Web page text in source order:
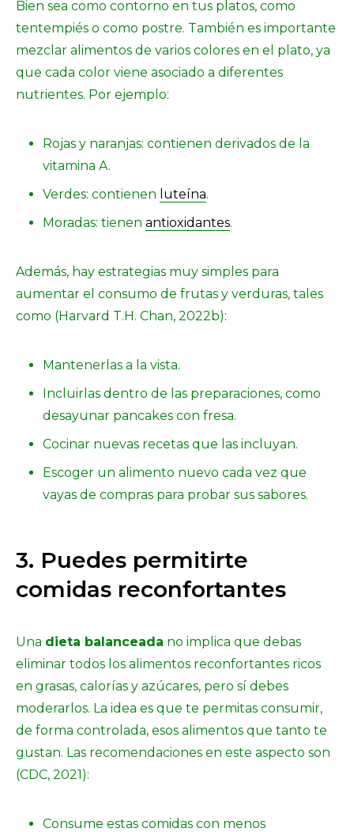
Bien sea como contorno en tus platos, como
tentempiés o como postre. También es importante
mezclar alimentos de varios colores en el plato, ya
que cada color viene asociado a diferentes
nutrientes. Por ejemplo:
Rojas y naranjas: contienen derivados de la
vitamina A.
Verdes: contienen luteína.
Moradas: tienen antioxidantes.
Además, hay estrategias muy simples para
aumentar el consumo de frutas y verduras, tales
como (Harvard T.H. Chan, 2022b):
Mantenerlas a la vista.
Incluirlas dentro de las preparaciones, como
desayunar pancakes con fresa.
Cocinar nuevas recetas que las incluyan.
Escoger un alimento nuevo cada vez que
vayas de compras para probar sus sabores.
3. Puedes permitirte
comidas reconfortantes
Una dieta balanceada no implica que debas
eliminar todos los alimentos reconfortantes ricos
en grasas, calorías y azúcares, pero sí debes
moderarlos. La idea es que te permitas consumir,
de forma controlada, esos alimentos que tanto te
gustan. Las recomendaciones en este aspecto son
(CDC, 2021):
Consume estas comidas con menos